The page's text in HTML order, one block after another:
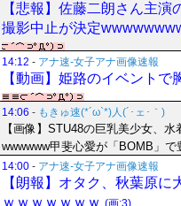
【悲報】佐藤二朗さん主
撮影中止が決定
14:12 - アナ速‐女子アナ画像速報
【動画】姫路のイベントで
14:06 - もきゅ速(*´ω`*)人(´･ェ･｀)
【画像】STU48の巨乳美少女、
wwwwww甲斐心愛が「BOMB」で
14:00 - アナ速‐女子アナ画像速報
【朗報】オタク、秋葉原
ｗｗｗｗｗｗｗ (画:3)